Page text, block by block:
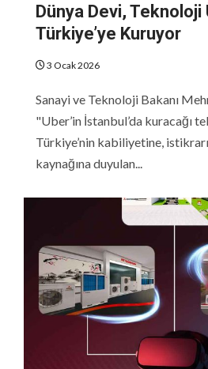
Dünya Devi, Teknoloji
Türkiye’ye Kuruyor
3 Ocak 2026
Sanayi ve Teknoloji Bakanı
"Uber’in İstanbul’da kuracağı
Türkiye’nin kabiliyetine,
kaynağına duyulan...